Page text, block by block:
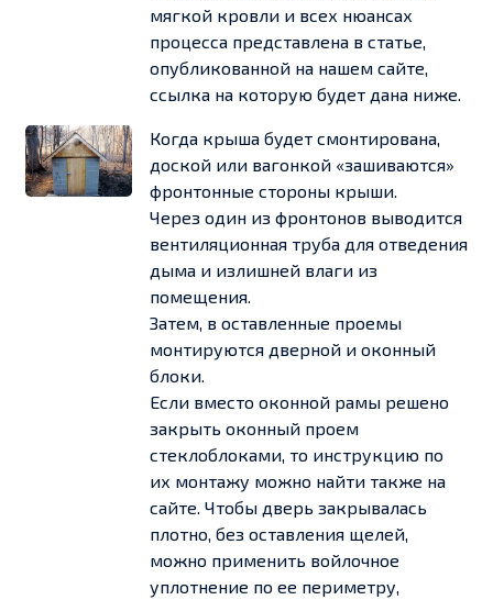
мягкой кровли и всех нюансах
процесса представлена в статье,
опубликованной на нашем сайте,
ссылка на которую будет дана ниже.
Когда крыша будет смонтирована,
доской или вагонкой «зашиваются»
фронтонные стороны крыши.
Через один из фронтонов выводится
вентиляционная труба для отведения
дыма и излишней влаги из
помещения.
Затем, в оставленные проемы
монтируются дверной и оконный
блоки.
Если вместо оконной рамы решено
закрыть оконный проем
стеклоблоками, то инструкцию по
их монтажу можно найти также на
сайте. Чтобы дверь закрывалась
плотно, без оставления щелей,
можно применить войлочное
уплотнение по ее периметру,